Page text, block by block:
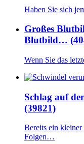
Haben Sie sich
Großes
Blutbild…
Wenn Sie das
Schlag auf
(39821)
Bereits ein
Folgen…